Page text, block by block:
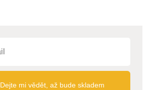
Dejte mi vědět, až bude skladem